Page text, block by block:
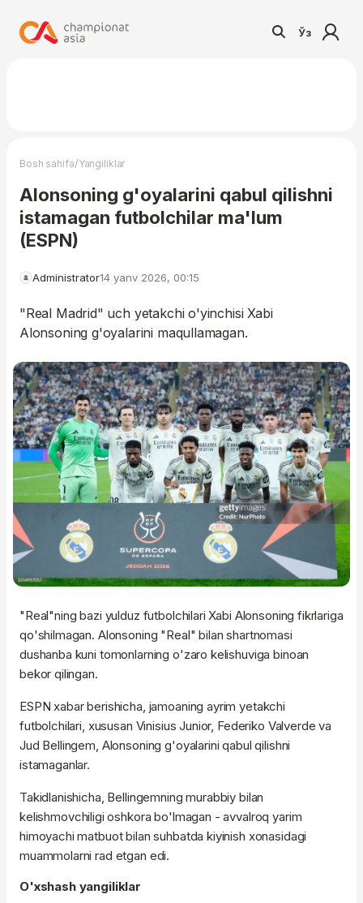
Ўз
Bosh sahifa/Yangiliklar
Alonsoning g'oyalarini qabul qilishni
istamagan futbolchilar ma'lum
(ESPN)
Administrator14 yanv 2026, 00:15
"Real Madrid" uch yetakchi o'yinchisi Xabi
Alonsoning g'oyalarini maqullamagan.
"Real"ning bazi yulduz futbolchilari Xabi Alonsoning fikrlariga
qo'shilmagan. Alonsoning "Real" bilan shartnomasi
dushanba kuni tomonlarning o'zaro kelishuviga binoan
bekor qilingan.
ESPN xabar berishicha, jamoaning ayrim yetakchi
futbolchilari, xususan Vinisius Junior, Federiko Valverde va
Jud Bellingem, Alonsoning g'oyalarini qabul qilishni
istamaganlar.
Takidlanishicha, Bellingemning murabbiy bilan
kelishmovchiligi oshkora bo'lmagan - avvalroq yarim
himoyachi matbuot bilan suhbatda kiyinish xonasidagi
muammolarni rad etgan edi.
O'xshash yangiliklar